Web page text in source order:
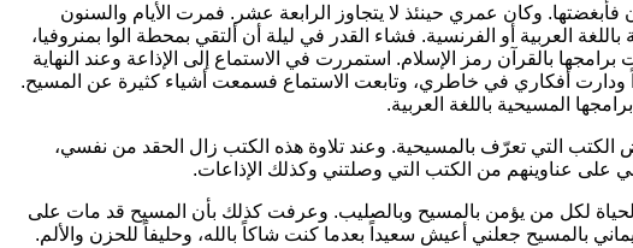
وكان عمري حينئذ لا يتجاوز الرابعة عشر. فمرت الأيام والسنون
العربية أو الفرنسية. فشاء القدر في ليلة أن ألتقي بمحطة الوا بمنروفيا،
برامجها بالقرآن رمز الإسلام. استمررت في الاستماع إلى الإذاعة وعند النهاية
كثيراً ودارت أفكاري في خاطري، وتابعت الاستماع فسمعت أشياء كثيرة عن المسيح.
المسيحية باللغة العربية.
التي تعرّف بالمسيحية. وعند تلاوة هذه الكتب زال الحقد من نفسي،
عناوينهم من الكتب التي وصلتني وكذلك الإذاعات.
والحياة لكل من يؤمن بالمسيح وبالصليب. وعرفت كذلك بأن المسيح قد مات على
بالمسيح جعلني أعيش سعيداً بعدما كنت شاكاً بالله، وحليفاً للحزن والألم.